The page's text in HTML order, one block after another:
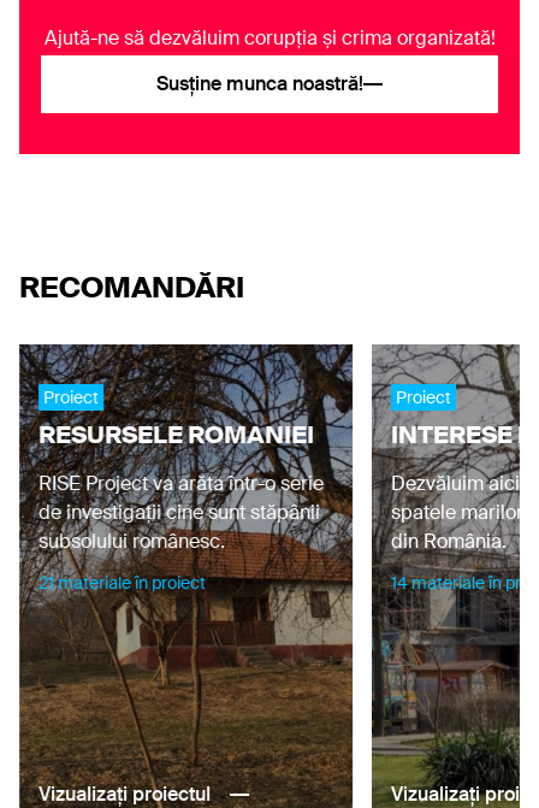
Ajută-ne să dezvăluim corupția și crima organizată!
Susține munca noastră!
RECOMANDĂRI
Proiect
RESURSELE ROMANIEI
RISE Project va arăta într-o serie
de investigații cine sunt stăpânii
subsolului românesc.
21 materiale în proiect
Vizualizați proiectul
Proiect
INTERESE
Dezvăluim aici
spatele marilor
din România.
14 materiale în
Vizualizați